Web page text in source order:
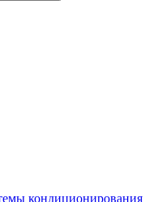
кондиционирования